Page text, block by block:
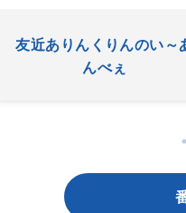
友近ありんくりんのい～
んべぇ